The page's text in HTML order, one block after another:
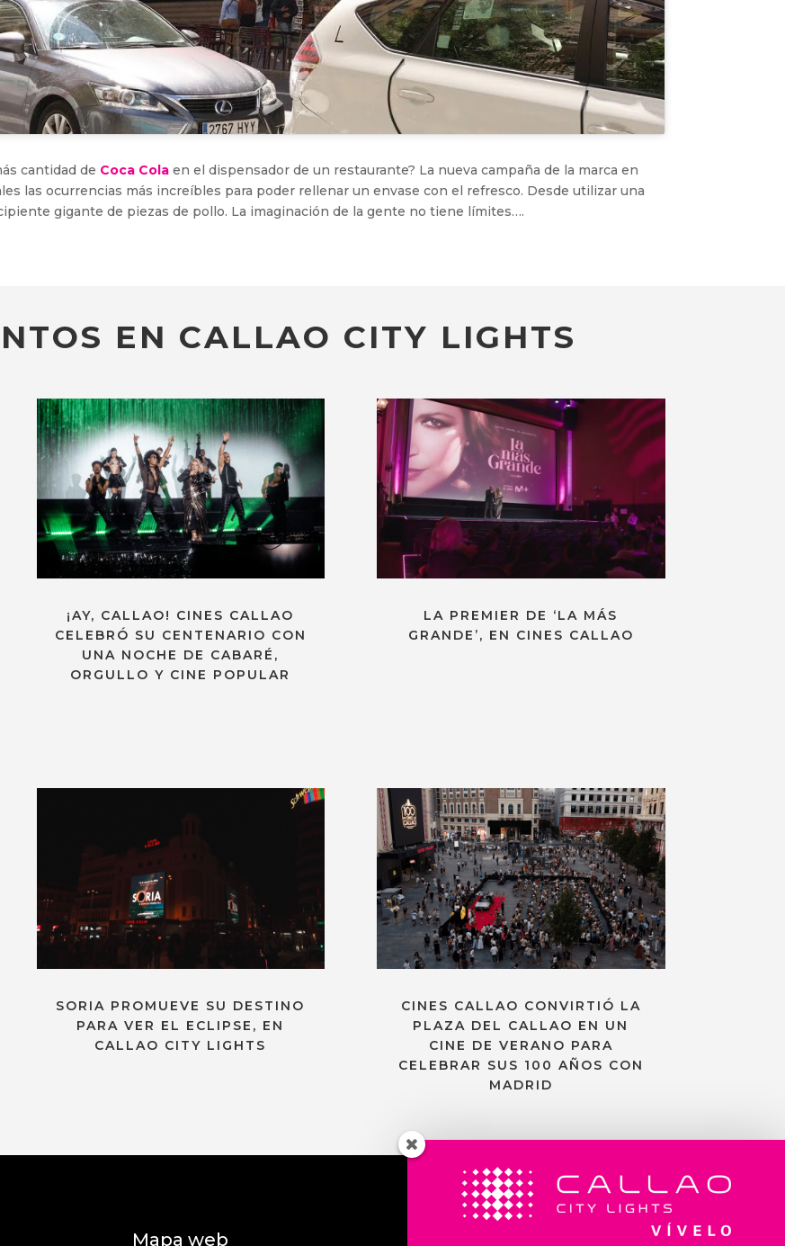
cantidad de Coca Cola en el dispensador de un restaurante? La nueva campaña de la marca en
las ocurrencias más increíbles para poder rellenar un envase con el refresco. Desde utilizar una
gigante de piezas de pollo. La imaginación de la gente no tiene límites….
EN CALLAO CITY LIGHTS
¡AY, CALLAO! CINES CALLAO
CELEBRÓ SU CENTENARIO CON
UNA NOCHE DE CABARÉ,
ORGULLO Y CINE POPULAR
LA PREMIER DE ‘LA MÁS
GRANDE’, EN CINES CALLAO
SORIA PROMUEVE SU DESTINO
PARA VER EL ECLIPSE, EN
CALLAO CITY LIGHTS
CINES CALLAO CONVIRTIÓ LA
PLAZA DEL CALLAO EN UN
CINE DE VERANO PARA
CELEBRAR SUS 100 AÑOS CON
MADRID
Mapa web